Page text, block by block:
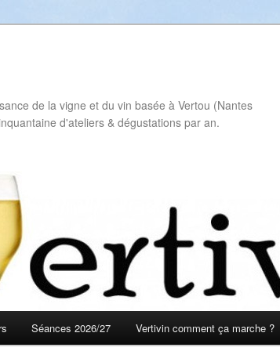
de la vigne et du vin basée à Vertou (Nantes
d'ateliers & dégustations par an.
Séances 2026/27 Vertivin comment ça marche ?